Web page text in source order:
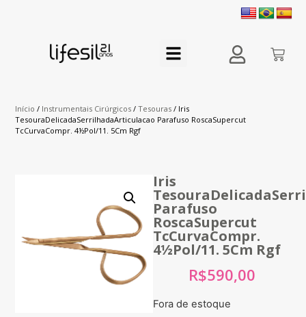
Início / Instrumentais Cirúrgicos /Tesouras / Iris
TesouraDelicadaSerrilhadaArticulacao Parafuso RoscaSupercut
TcCurvaCompr. 4½Pol/11. 5Cm Rgf
Iris
Parafuso
RoscaSupercut
TcCurvaCompr.
4½Pol/11. 5Cm Rgf
R$590,00
Fora de estoque